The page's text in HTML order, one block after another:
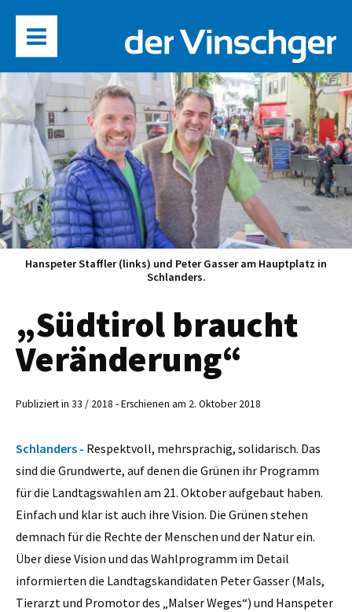
Hanspeter Staffler (links) und Peter Gasser am Hauptplatz in
Schlanders.
„Südtirol braucht
Veränderung“
Publiziert in 33 / 2018 - Erschienen am 2. Oktober 2018
Schlanders - Respektvoll, mehrsprachig, solidarisch. Das
sind die Grundwerte, auf denen die Grünen ihr Programm
für die Landtagswahlen am 21. Oktober aufgebaut haben.
Einfach und klar ist auch ihre Vision. Die Grünen stehen
demnach für die Rechte der Menschen und der Natur ein.
Über diese Vision und das Wahlprogramm im Detail
informierten die Landtagskandidaten Peter Gasser (Mals,
Tierarzt und Promotor des „Malser Weges“) und Hanspeter